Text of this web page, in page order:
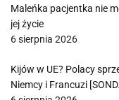
Maleńka pacjentka nie
jej życie
6 sierpnia 2026
Kijów w UE? Polacy
Niemcy i Francuzi